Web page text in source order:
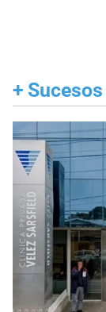
+ Sucesos